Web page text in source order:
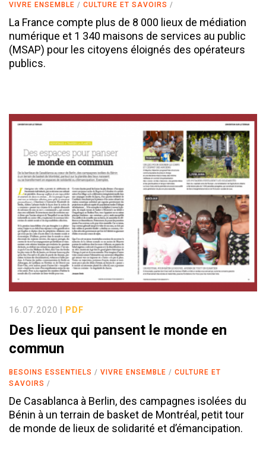
VIVRE ENSEMBLE CULTURE ET SAVOIRS
La France compte plus de 8 000 lieux de médiation
numérique et 1 340 maisons de services au public
(MSAP) pour les citoyens éloignés des opérateurs
publics.
16.07.2020 | PDF
Des lieux qui pansent le monde en
commun
BESOINS ESSENTIELS VIVRE ENSEMBLE
CULTURE ET
SAVOIRS
De Casablanca à Berlin, des campagnes isolées du
Bénin à un terrain de basket de Montréal, petit tour
de monde de lieux de solidarité et d’émancipation.